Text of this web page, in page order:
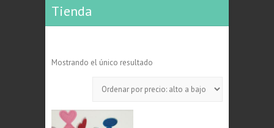
Tienda
Mostrando el único resultado